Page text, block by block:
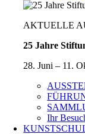
AKTUELLE
25 Jahre
28. Juni – 11.
Ihr